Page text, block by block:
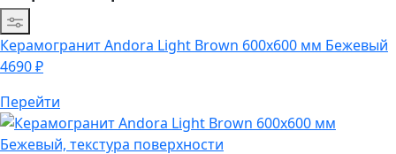
Сортировка
КерамогранитAndora Light Brown 600х600 мм Бежевый
4690₽
Перейти